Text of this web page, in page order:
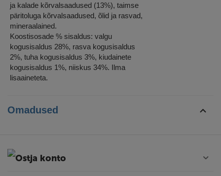
ja kalade kõrvalsaadused (13%), taimse
päritoluga kõrvalsaadused, õlid ja rasvad,
mineraalained.
Koostisosade % sisaldus: valgu
kogusisaldus 28%, rasva kogusisaldus
2%, tuha kogusisaldus 3%, kiudainete
kogusisaldus 1%, niiskus 34%. Ilma
lisaaineteta.
Omadused
Ostja konto